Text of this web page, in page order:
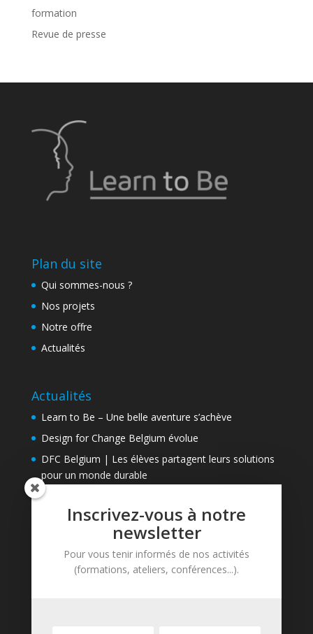
formation
Revue de presse
Plan du site
Qui sommes-nous ?
Nos projets
Notre offre
Actualités
Actualités
Learn to Be – Une belle aventure s’achève
Design for Change Belgium évolue
DFC Belgium | Les élèves partagent leurs solutions
pour un monde durable
Contact
Avenue de Tervueren, 81
B-1040 Bruxelles
Inscrivez-vous à notre
newsletter
Pour vous tenir informés de nos activités
(formations, ateliers, conférences...).